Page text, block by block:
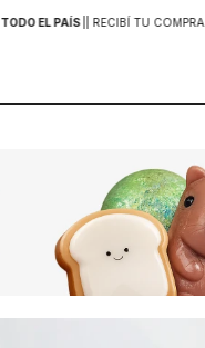
TODO EL PAÍS | RECIBÍ TU COMPRA